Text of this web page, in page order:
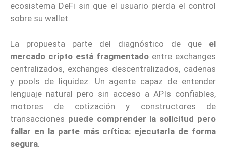
ecosistema DeFi sin que el usuario pierda el control
sobre su wallet.
La propuesta parte del diagnóstico de que el
mercado cripto está fragmentado entre exchanges
centralizados, exchanges descentralizados, cadenas
y pools de liquidez. Un agente capaz de entender
lenguaje natural pero sin acceso a APIs confiables,
motores de cotización y constructores de
transacciones puede comprender la solicitud pero
fallar en la parte más crítica: ejecutarla de forma
segura